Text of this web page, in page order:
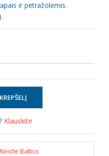
ir petražolėmis.
Klauskite
Nestle Baltics